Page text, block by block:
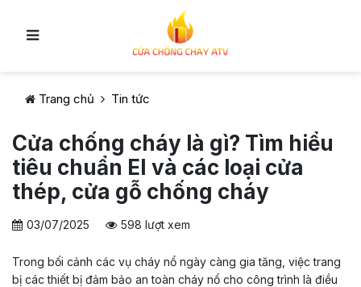
Trang chủ Tin tức
Cửa chống cháy là gì? Tìm hiểu
tiêu chuẩn EI và các loại cửa
thép, cửa gỗ chống cháy
03/07/2025 598 lượt xem
Trong bối cảnh các vụ cháy nổ ngày càng gia tăng, việc trang
bị các thiết bị đảm bảo an toàn cháy nổ cho công trình là điều